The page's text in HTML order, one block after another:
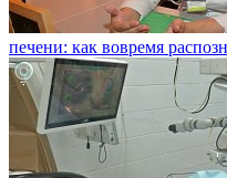
печени: как вовремя